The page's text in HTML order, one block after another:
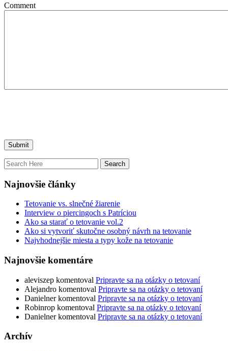
Comment
Najnovšie články
Tetovanie vs. slnečné žiarenie
Interview o piercingoch s Patríciou
Ako sa starať o tetovanie vol.2
Ako si vytvoriť skutočne osobný návrh na tetovanie
Najvhodnejšie miesta a typy kože na tetovanie
Najnovšie komentáre
aleviszep komentoval Pripravte sa na otázky o tetovaní
Alejandro komentoval Pripravte sa na otázky o tetovaní
Danielnerkomentoval Pripravte sa na otázky o tetovaní
Robinrop komentoval Pripravte sa na otázky o tetovaní
Danielnerkomentoval Pripravte sa na otázky o tetovaní
Archív